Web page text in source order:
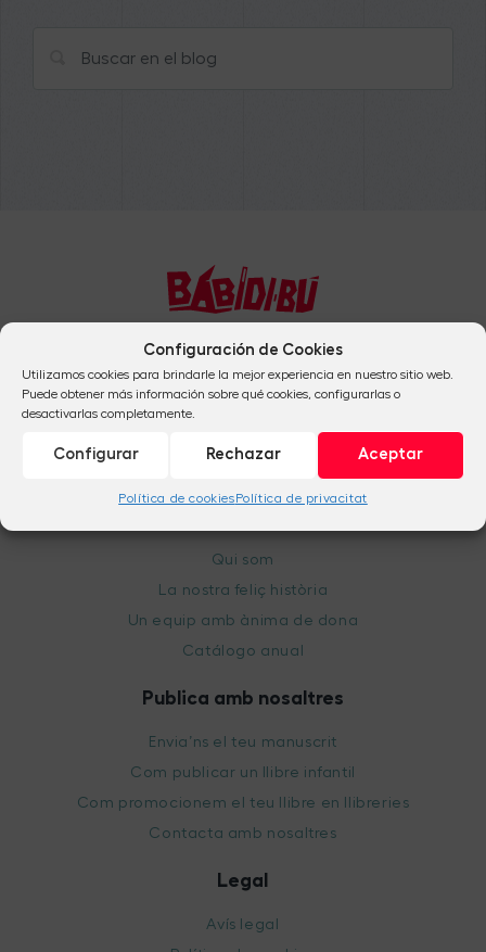
Configuración de Cookies
Utilizamos cookies para brindarle la mejor experiencia en nuestro sitio web.
Puede obtener más información sobre qué cookies, configurarlas o
desactivarlas completamente.
Aceptar
Rechazar
Configurar
Política de cookiesPolítica de privacitat
+34 954 824 041
+34 912 665 684
info@babidibulibros.com
Qui som
La nostra feliç història
Un equip amb ànima de dona
Catálogo anual
Publica amb nosaltres
Envia’ns el teu manuscrit
Com publicar un llibre infantil
Com promocionem el teu llibre en llibreries
Contacta amb nosaltres
Legal
Avís legal